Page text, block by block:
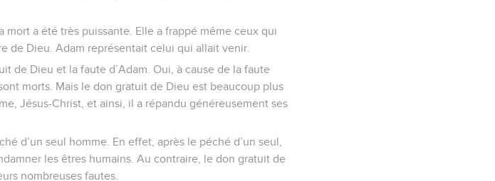
mort a été très puissante. Elle a frappé même ceux qui
de Dieu. Adam représentait celui qui allait venir.
de Dieu et la faute d’Adam. Oui, à cause de la faute
morts. Mais le don gratuit de Dieu est beaucoup plus
Jésus-Christ, et ainsi, il a répandu généreusement ses
d’un seul homme. En effet, après le péché d’un seul,
les êtres humains. Au contraire, le don gratuit de
nombreuses fautes.